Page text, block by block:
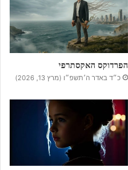
הפרדוקס האקסתרפי
כ״ד באדר ה׳תשפ״ו (מרץ 13, 2026)